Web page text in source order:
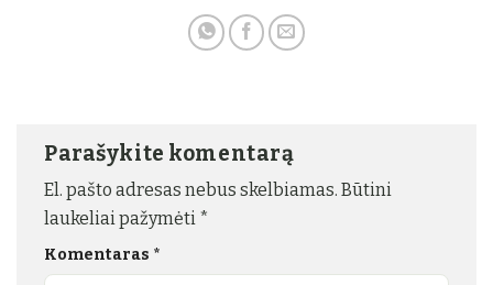
Parašykite komentarą
El. pašto adresas nebus skelbiamas. Būtini
laukeliai pažymėti *
Komentaras *